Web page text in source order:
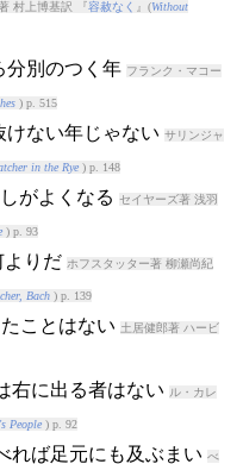
村上博基訳 『容赦なく 』(Without
分別のつく年 フランク・マコー
) p. 515
けない年じゃない サリンジャ
in the Rye) p. 148
がよくなる セイヤーズ著 浅羽
) p. 93
よりだ ホフスタッター著 柳瀬尚紀
Bach) p. 139
ことはない 土居健郎著 ハービ
右に出る者はない ル・カレ
People) p. 92
れば足元にも及ぶまい べ